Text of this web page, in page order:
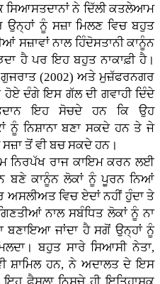
ਸਿਆਸਤਦਾਨਾਂ ਨੇ ਦਿੱਲੀ ਕਤਲੇਆਮ
ਉਨ੍ਹਾਂ ਨੂੰ ਸਜ਼ਾ ਮਿਲਣ ਵਿਚ ਬਹੁਤ
ਨਾਲ ਹਿੰਦੋਸਤਾਨੀ ਕਾਨੂੰਨ
ਹੈ ਪਰ ਇਹ ਬਹੁਤ ਨਾਕਾਫ਼ੀ ਹੈ।
(2002) ਅਤੇ ਮੁਜ਼ੱਫਰਨਗਰ
ਹੋਏ ਦੰਗੇ ਇਸ ਗੱਲ ਦੀ ਗਵਾਹੀ ਦਿੰਦੇ
ਇਹ ਸੋਚਦੇ ਹਨ ਕਿ ਉਹ
ਨੂੰ ਨਿਸ਼ਾਨਾ ਬਣਾ ਸਕਦੇ ਹਨ ਤੇ ਜੇ
ਸਜ਼ਾ ਤੋਂ ਵੀ ਬਚ ਸਕਦੇ ਹਨ।
ਨਿਰਪੱਖ ਰਾਜ ਕਾਇਮ ਕਰਨ ਲਈ
ਬਣੇ ਕਾਨੂੰਨ ਲੋਕਾਂ ਨੂੰ ਪੂਰਨ ਨਿਆਂ
ਵਿਚ ਏਦਾਂ ਨਹੀਂ ਹੁੰਦਾ ਤੇ
ਨਾਲ ਸਬੰਧਿਤ ਲੋਕਾਂ ਨੂੰ ਨਾ
ਬਣਾਇਆ ਜਾਂਦਾ ਹੈ ਸਗੋਂ ਉਨ੍ਹਾਂ ਨੂੰ
ਬਹੁਤ ਸਾਰੇ ਸਿਆਸੀ ਨੇਤਾ,
ਸ਼ਾਮਿਲ ਹਨ, ਨੇ ਅਦਾਲਤ ਦੇ ਇਸ